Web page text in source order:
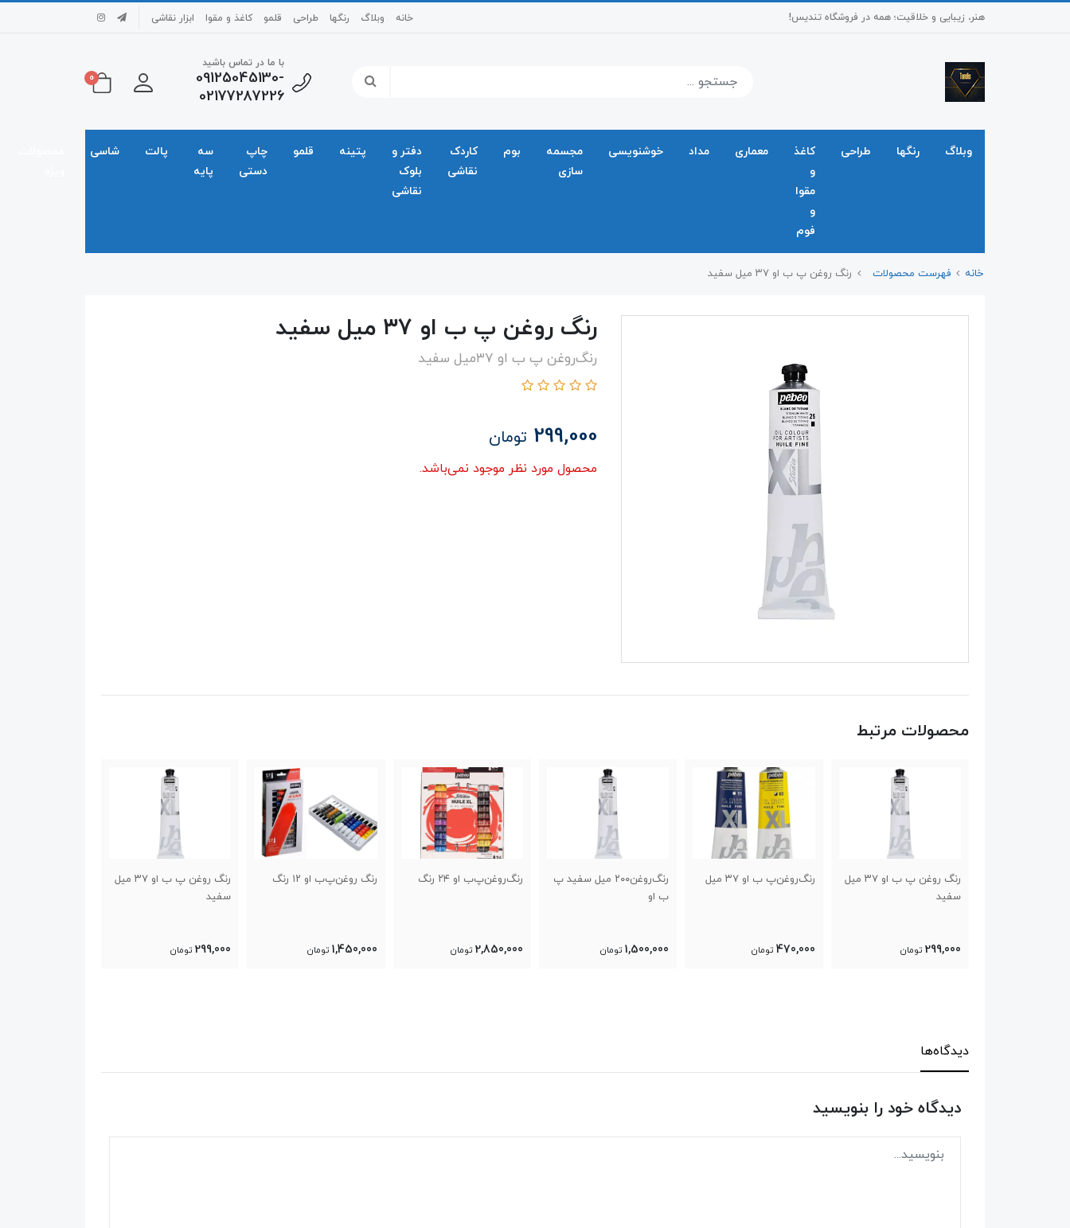
هنر، زیبایی و خلاقیت؛ همه در فروشگاه تندیس! خانه وبلاگ رنگها طراحی قلمو کاغذ و مقوا ابزار نقاشی
با ما در تماس باشید
09125045130-
02177287226
0
وبلاگ رنگها طراحی
کاغذ
و
مقوا
و
فوم
معماری مداد خوشنویسی
مجسمه
سازی
بوم
کاردک
نقاشی
دفتر و
بلوک
نقاشی
پتینه قلمو
چاپ
دستی
سه
پایه
پالت شاسی
خانه فهرست محصولات رنگ روغن پ ب او ۳۷ میل سفید
رنگ روغن پ ب او ۳۷ میل سفید
رنگ‌روغن پ ب او ۳۷میل سفید
299,000 تومان
محصول مورد نظر موجود نمی‌باشد.
محصولات مرتبط
رنگ‌روغن‌پ ب او ۳۷ میل
470,000 تومان
رنگ‌روغن۲۰۰ میل سفید پ
1,500,000 تومان
رنگ‌روغن‌پ‌ب او ۲۴ رنگ
2,850,000 تومان
رنگ روغن‌پ‌ب او ۱۲ رنگ
1,450,000 تومان
رنگ روغن پ ب او ۳۷ میل
299,000 تومان
رنگ‌روغن‌پ ب او ۳۷ میل
470,000 تومان
دیدگاه‌ها
دیدگاه خود را بنویسید